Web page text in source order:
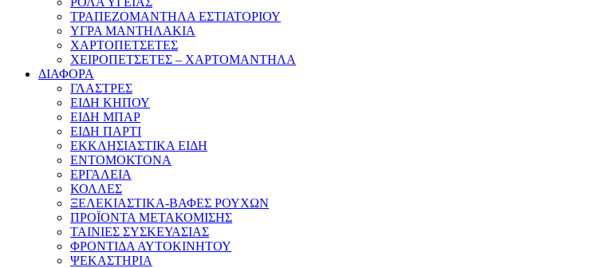
ΤΡΑΠΕΖΟΜΑΝΤΗΛΑ ΕΣΤΙΑΤΟΡΙΟΥ
ΥΓΡΑ ΜΑΝΤΗΛΑΚΙΑ
ΧΑΡΤΟΠΕΤΣΕΤΕΣ
ΧΕΙΡΟΠΕΤΣΕΤΕΣ – ΧΑΡΤΟΜΑΝΤΗΛΑ
ΔΙΑΦΟΡΑ
ΓΛΑΣΤΡΕΣ
ΕΙΔΗ ΚΗΠΟΥ
ΕΙΔΗ ΜΠΑΡ
ΕΙΔΗ ΠΑΡΤΙ
ΕΚΚΛΗΣΙΑΣΤΙΚΑ ΕΙΔΗ
ΕΝΤΟΜΟΚΤΟΝΑ
ΕΡΓΑΛΕΙΑ
ΚΟΛΛΕΣ
ΞΕΛΕΚΙΑΣΤΙΚΑ-ΒΑΦΕΣ ΡΟΥΧΩΝ
ΠΡΟΪΟΝΤΑ ΜΕΤΑΚΟΜΙΣΗΣ
ΤΑΙΝΙΕΣ ΣΥΣΚΕΥΑΣΙΑΣ
ΦΡΟΝΤΙΔΑ ΑΥΤΟΚΙΝΗΤΟΥ
ΨΕΚΑΣΤΗΡΙΑ